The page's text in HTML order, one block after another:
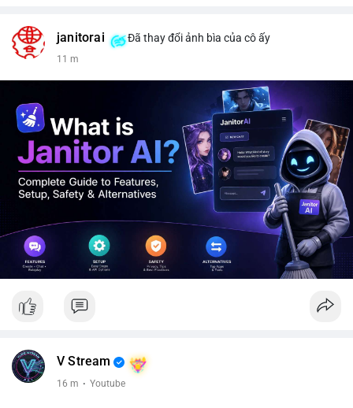
janitorai Đã thay đổi ảnh bìa của cô ấy
11 m
V Stream
16 m · Youtube